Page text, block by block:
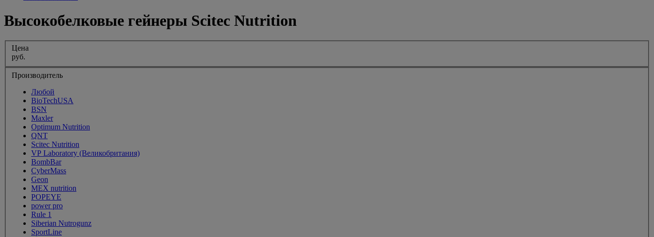
Высокобелковые гейнеры Scitec Nutrition
Цена
руб.
Производитель
Любой
BioTechUSA
BSN
Maxler
Optimum Nutrition
QNT
Scitec Nutrition
VP Laboratory (Великобритания)
BombBar
CyberMass
Geon
MEX nutrition
POPEYE
power pro
Rule 1
Siberian Nutrogunz
SportLine